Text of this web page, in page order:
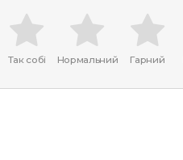
Так собі Нормальний Гарний